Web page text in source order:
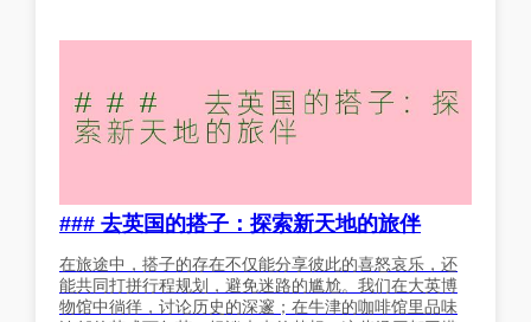
### 去英国的搭子：探索新天地的旅伴
在旅途中，搭子的存在不仅能分享彼此的喜怒哀乐，还
能共同打拼行程规划，避免迷路的尴尬。我们在大英博
物馆中徜徉，讨论历史的深邃；在牛津的咖啡馆里品味